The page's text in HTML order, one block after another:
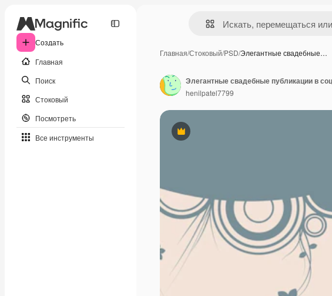
Создать
Главная
Поиск
Стоковый
Посмотреть
Все инструменты
Главная/Стоковый/PSD/Элегантные свадебные…
Премиум
Элегантные свадебные публикации в
henilpatel7799